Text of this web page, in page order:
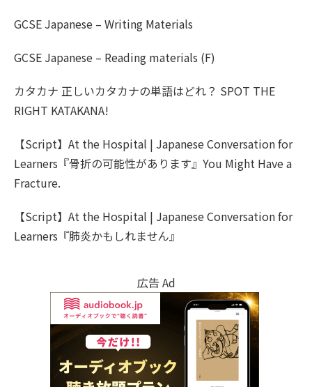
GCSE Japanese – Writing Materials
GCSE Japanese – Reading materials (F)
カタカナ 正しいカタカナの単語はどれ？ SPOT THE
RIGHT KATAKANA!
【Script】At the Hospital | Japanese Conversation for
Learners『骨折の可能性があります』You Might Have a
Fracture.
【Script】At the Hospital | Japanese Conversation for
Learners『肺炎かもしれません』
広告 Ad